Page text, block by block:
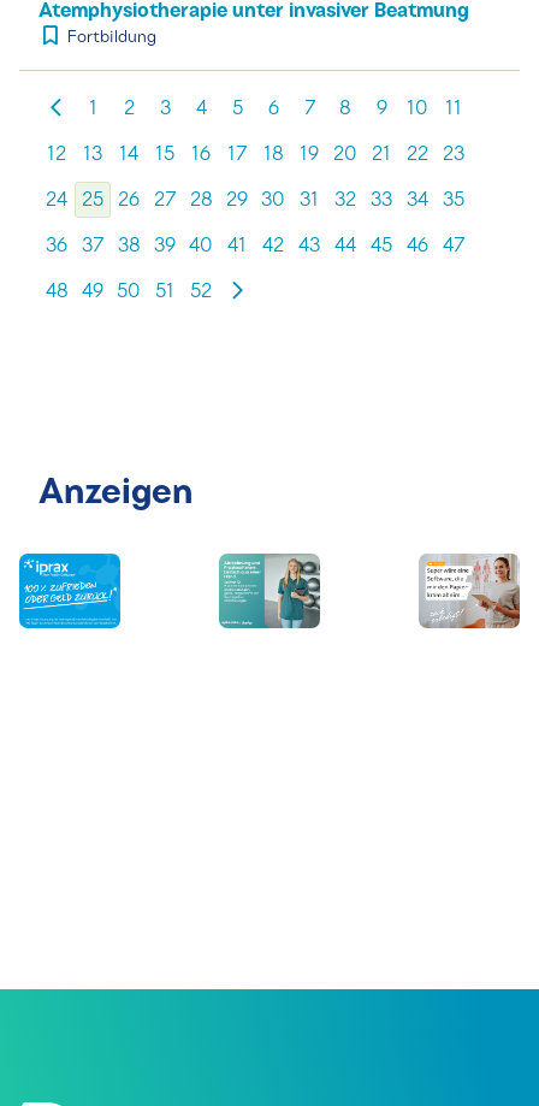
Atemphysiotherapie unter invasiver Beatmung
Fortbildung
1 2 3 4 5 6 7 8 9 10 11
12 13 14 15 16 17 18 19 20 21 22 23
24 25 26 27 28 29 30 31 32 33 34 35
36 37 38 39 40 41 42 43 44 45 46 47
48 49 50 51 52
Anzeigen